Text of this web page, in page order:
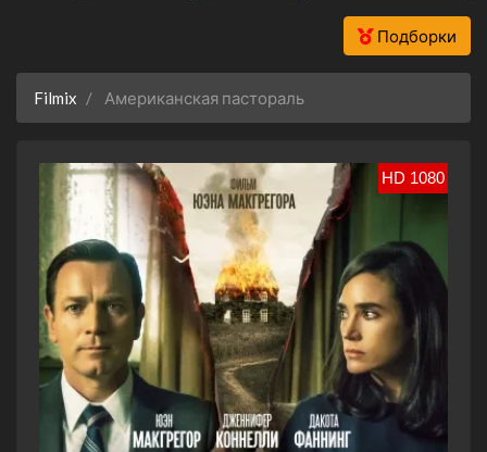
Подборки
Filmix Американская пастораль
HD 1080